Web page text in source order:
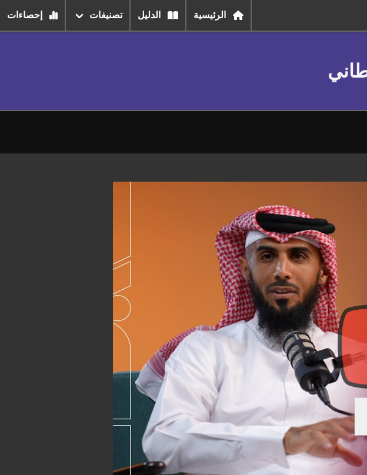
الرئيسية الدليل تصنيفات إحصاءات